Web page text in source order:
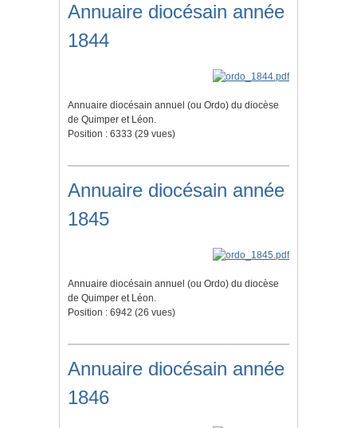
Annuaire diocésain année
1844
Annuaire diocésain annuel (ou Ordo) du diocèse
de Quimper et Léon.
Position : 6333 (29 vues)
Annuaire diocésain année
1845
Annuaire diocésain annuel (ou Ordo) du diocèse
de Quimper et Léon.
Position : 6942 (26 vues)
Annuaire diocésain année
1846